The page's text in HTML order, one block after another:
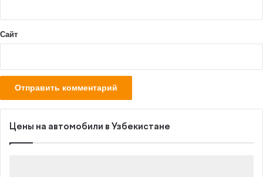
Сайт
Цены на автомобили в Узбекистане